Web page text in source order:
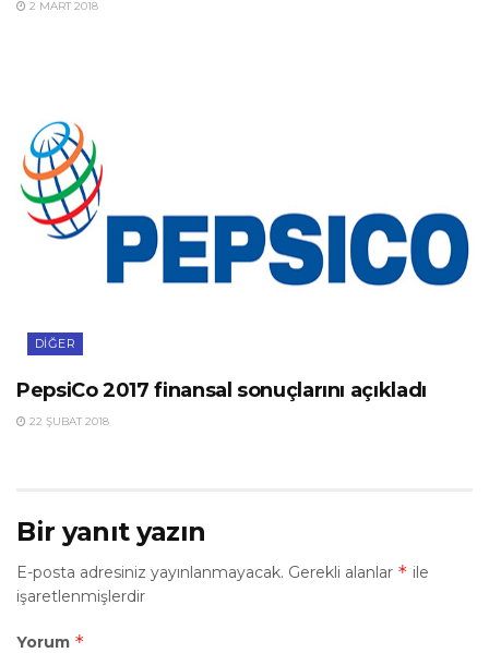
2 MART 2018
DIĞER
PepsiCo 2017 finansal sonuçlarını açıkladı
22 ŞUBAT 2018
Bir yanıt yazın
E-posta adresiniz yayınlanmayacak. Gerekli alanlar * ile
işaretlenmişlerdir
Yorum *